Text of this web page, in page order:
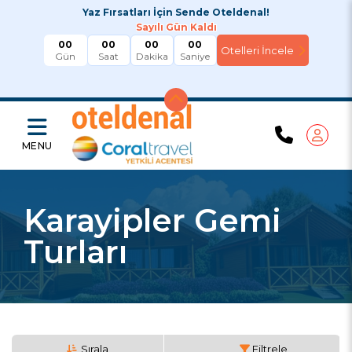
Yaz Fırsatları İçin Sende Oteldenal!
Sayılı Gün Kaldı
00
Gün
00
Saat
00
Dakika
00
Saniye
MENU
Karayipler Gemi
Turları
Sırala Filtrele